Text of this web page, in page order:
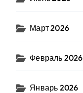
Март 2026
Февраль 2026
Январь 2026